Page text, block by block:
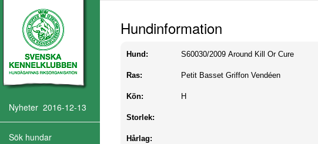
Nyheter 2016-12-13
Sök hundar
Hundinformation
Hund: S60030/2009 Around Kill Or Cure
Ras: Petit Basset Griffon Vendéen
Kön: H
Storlek:
Hårlag: